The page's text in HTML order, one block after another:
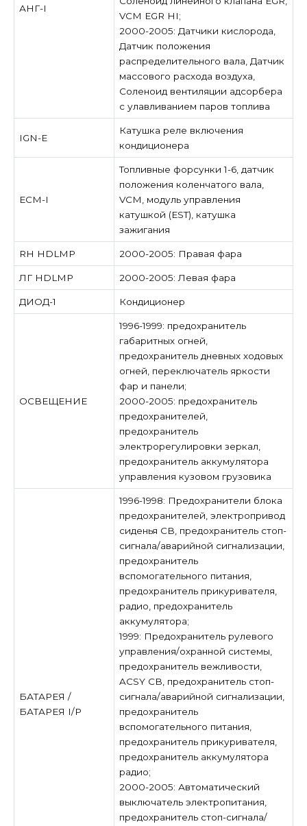
АНГ-I
VCM EGR HI;
2000-2005: Датчики кислорода,
Датчик положения
распределительного вала, Датчик
массового расхода воздуха,
Соленоид вентиляции адсорбера
с улавливанием паров топлива
IGN-E
Катушка реле включения
кондиционера
ЕСМ-I
Топливные форсунки 1-6, датчик
положения коленчатого вала,
VCM, модуль управления
катушкой (EST), катушка
зажигания
RH HDLMP 2000-2005: Правая фара
ЛГ HDLMP 2000-2005: Левая фара
ДИОД-1 Кондиционер
ОСВЕЩЕНИЕ
1996-1999: предохранитель
габаритных огней,
предохранитель дневных ходовых
огней, переключатель яркости
фар и панели;
2000-2005: предохранитель
предохранителей,
предохранитель
электрорегулировки зеркал,
предохранитель аккумулятора
управления кузовом грузовика
БАТАРЕЯ /
БАТАРЕЯ I/P
1996-1998: Предохранители блока
предохранителей, электропривод
сиденья CB, предохранитель стоп-
сигнала/аварийной сигнализации,
предохранитель
вспомогательного питания,
предохранитель прикуривателя,
радио, предохранитель
аккумулятора;
1999: Предохранитель рулевого
управления/охранной системы,
предохранитель вежливости,
ACSY CB, предохранитель стоп-
сигнала/аварийной сигнализации,
предохранитель
вспомогательного питания,
предохранитель прикуривателя,
предохранитель аккумулятора
радио;
2000-2005: Автоматический
выключатель электропитания,
предохранитель стоп-сигнала/